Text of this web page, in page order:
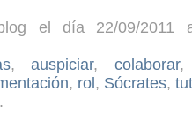
el día 22/09/
,auspiciar, colaborar
, rol , Sócrates,